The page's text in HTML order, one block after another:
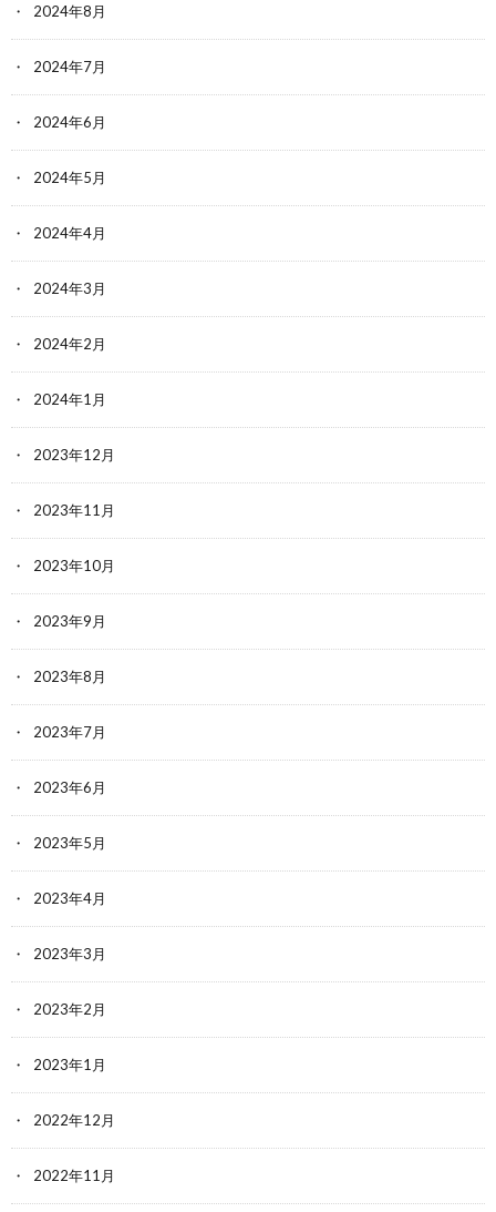
2024年8月
2024年7月
2024年6月
2024年5月
2024年4月
2024年3月
2024年2月
2024年1月
2023年12月
2023年11月
2023年10月
2023年9月
2023年8月
2023年7月
2023年6月
2023年5月
2023年4月
2023年3月
2023年2月
2023年1月
2022年12月
2022年11月